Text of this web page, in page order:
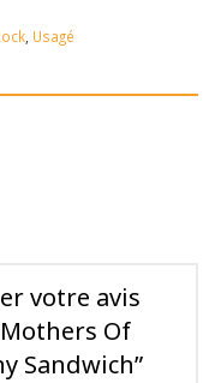
, Usagé
votre avis
Of
Sandwich”